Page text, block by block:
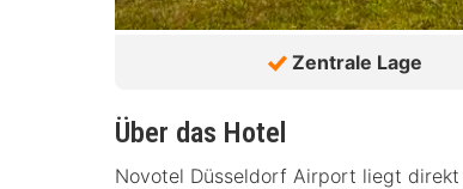
Zentrale Lage
Über das Hotel
Novotel Düsseldorf Airport liegt